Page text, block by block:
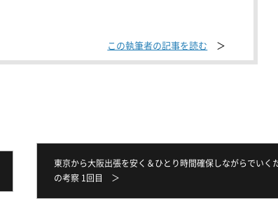
この執筆者の記事を読む
東京から大阪出張を安く＆ひとり時間確保しながらでいく
の考察 1回目 ＞